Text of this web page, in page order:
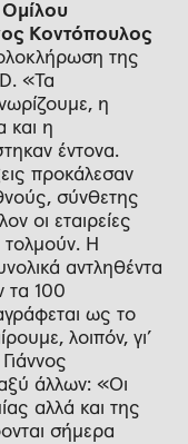
Κοντόπουλος
της
«Τα
η
και η
έντονα.
προκάλεσαν
σύνθετης
οι εταιρείες
τολμούν. Η
αντληθέντα
τα 100
ως το
λοιπόν, γι’
άλλων: «Οι
αλλά και της
σήμερα